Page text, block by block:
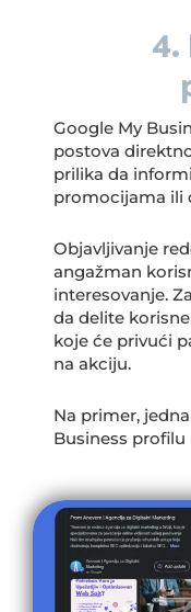
4.
Google My
postova
prilika da
promocijama ili
Objavljivanje
angažman
interesovanje.
da delite
koje će privući
na akciju.
Na primer,
Business